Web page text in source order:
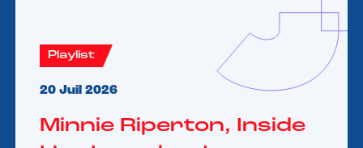
Playlist
20 Juil 2026
Minnie Riperton, Inside